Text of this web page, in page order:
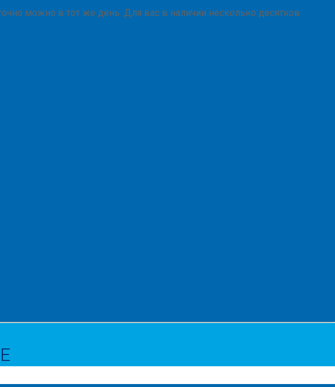
можно в тот же день. Для вас в наличии несколько десятков